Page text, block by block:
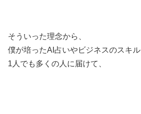
そういった理念から、
僕が培ったAI占いやビジネスのスキ
1人でも多くの人に届けて、